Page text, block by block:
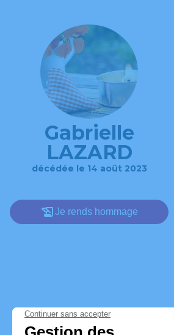
Gabrielle
LAZARD
décédée le 14 août 2023
Je rends hommage